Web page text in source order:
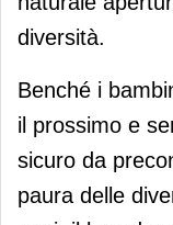
diversità.
Benché i
il prossimo e
sicuro da
paura delle